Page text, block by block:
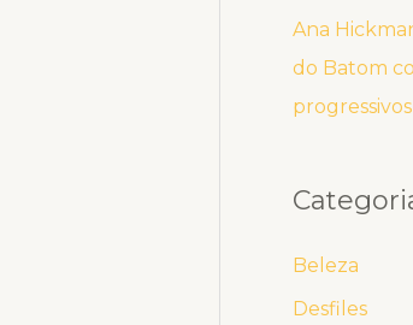
Ana
do Batom
progressivos
Beleza
Desfiles